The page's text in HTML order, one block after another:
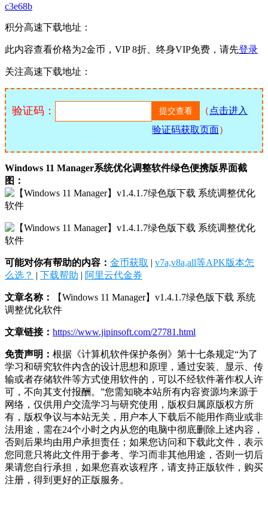
c3e68b
积分高速下载地址：
此内容查看价格为2金币，VIP 8折、终身VIP免费，请先登录
关注高速下载地址：
验证码： （ 点击进入
验证码获取页面）
Windows 11 Manager系统优化调整软件绿色便携版界面截
图：
可能对你有帮助的内容： 金币获取 | v7a,v8a,all等APK版本怎
么选？ | 下载帮助 | 阿里云代金券
文章名称：
【Windows 11 Manager】v1.4.1.7绿色版下载 系统
调整优化软件
文章链接： https://www.jipinsoft.com/27781.html
免责声明： 根据《计算机软件保护条例》第十七条规定“为了
学习和研究软件内含的设计思想和原理，通过安装、显示、传
输或者存储软件等方式使用软件的，可以不经软件著作权人许
可，不向其支付报酬。”您需知晓本站所有内容资源均来源于
网络，仅供用户交流学习与研究使用，版权归属原版权方所
有，版权争议与本站无关，用户本人下载后不能用作商业或非
法用途，需在24个小时之内从您的电脑中彻底删除上述内容，
否则后果均由用户承担责任；如果您访问和下载此文件，表示
您同意只将此文件用于参考、学习而非其他用途，否则一切后
果请您自行承担，如果您喜欢该程序，请支持正版软件，购买
注册，得到更好的正版服务。